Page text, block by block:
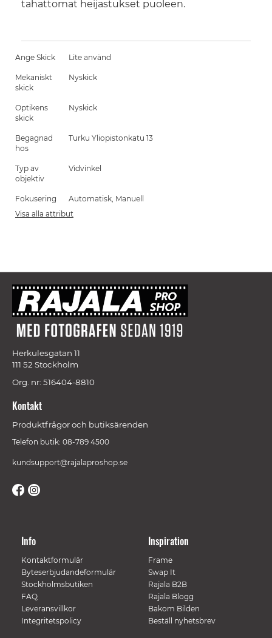
tahattomat heijastukset puoleen.
Ange Skick Lite använd
Mekaniskt
skick
Nyskick
Optikens
skick
Nyskick
Begagnad
hos
Turku Yliopistonkatu 13
Typ av
objektiv
Vidvinkel
Fokusering
Automatisk, Manuell
Visa alla attribut
Herkulesgatan 11
111 52 Stockholm
Org. nr: 516404-8810
Kontakt
Produktfrågor och butiksärenden
Telefon butik: 08-789 4500
kundsupport@rajalaproshop.se
Info
Kontaktformulär
Byteserbjudandeformulär
Stockholmsbutiken
FAQ
Leveransvillkor
Integritetspolicy
Inspiration
Frame
Swap It
Rajala B2B
Rajala Blogg
Bakom Bilden
Beställ nyhetsbrev